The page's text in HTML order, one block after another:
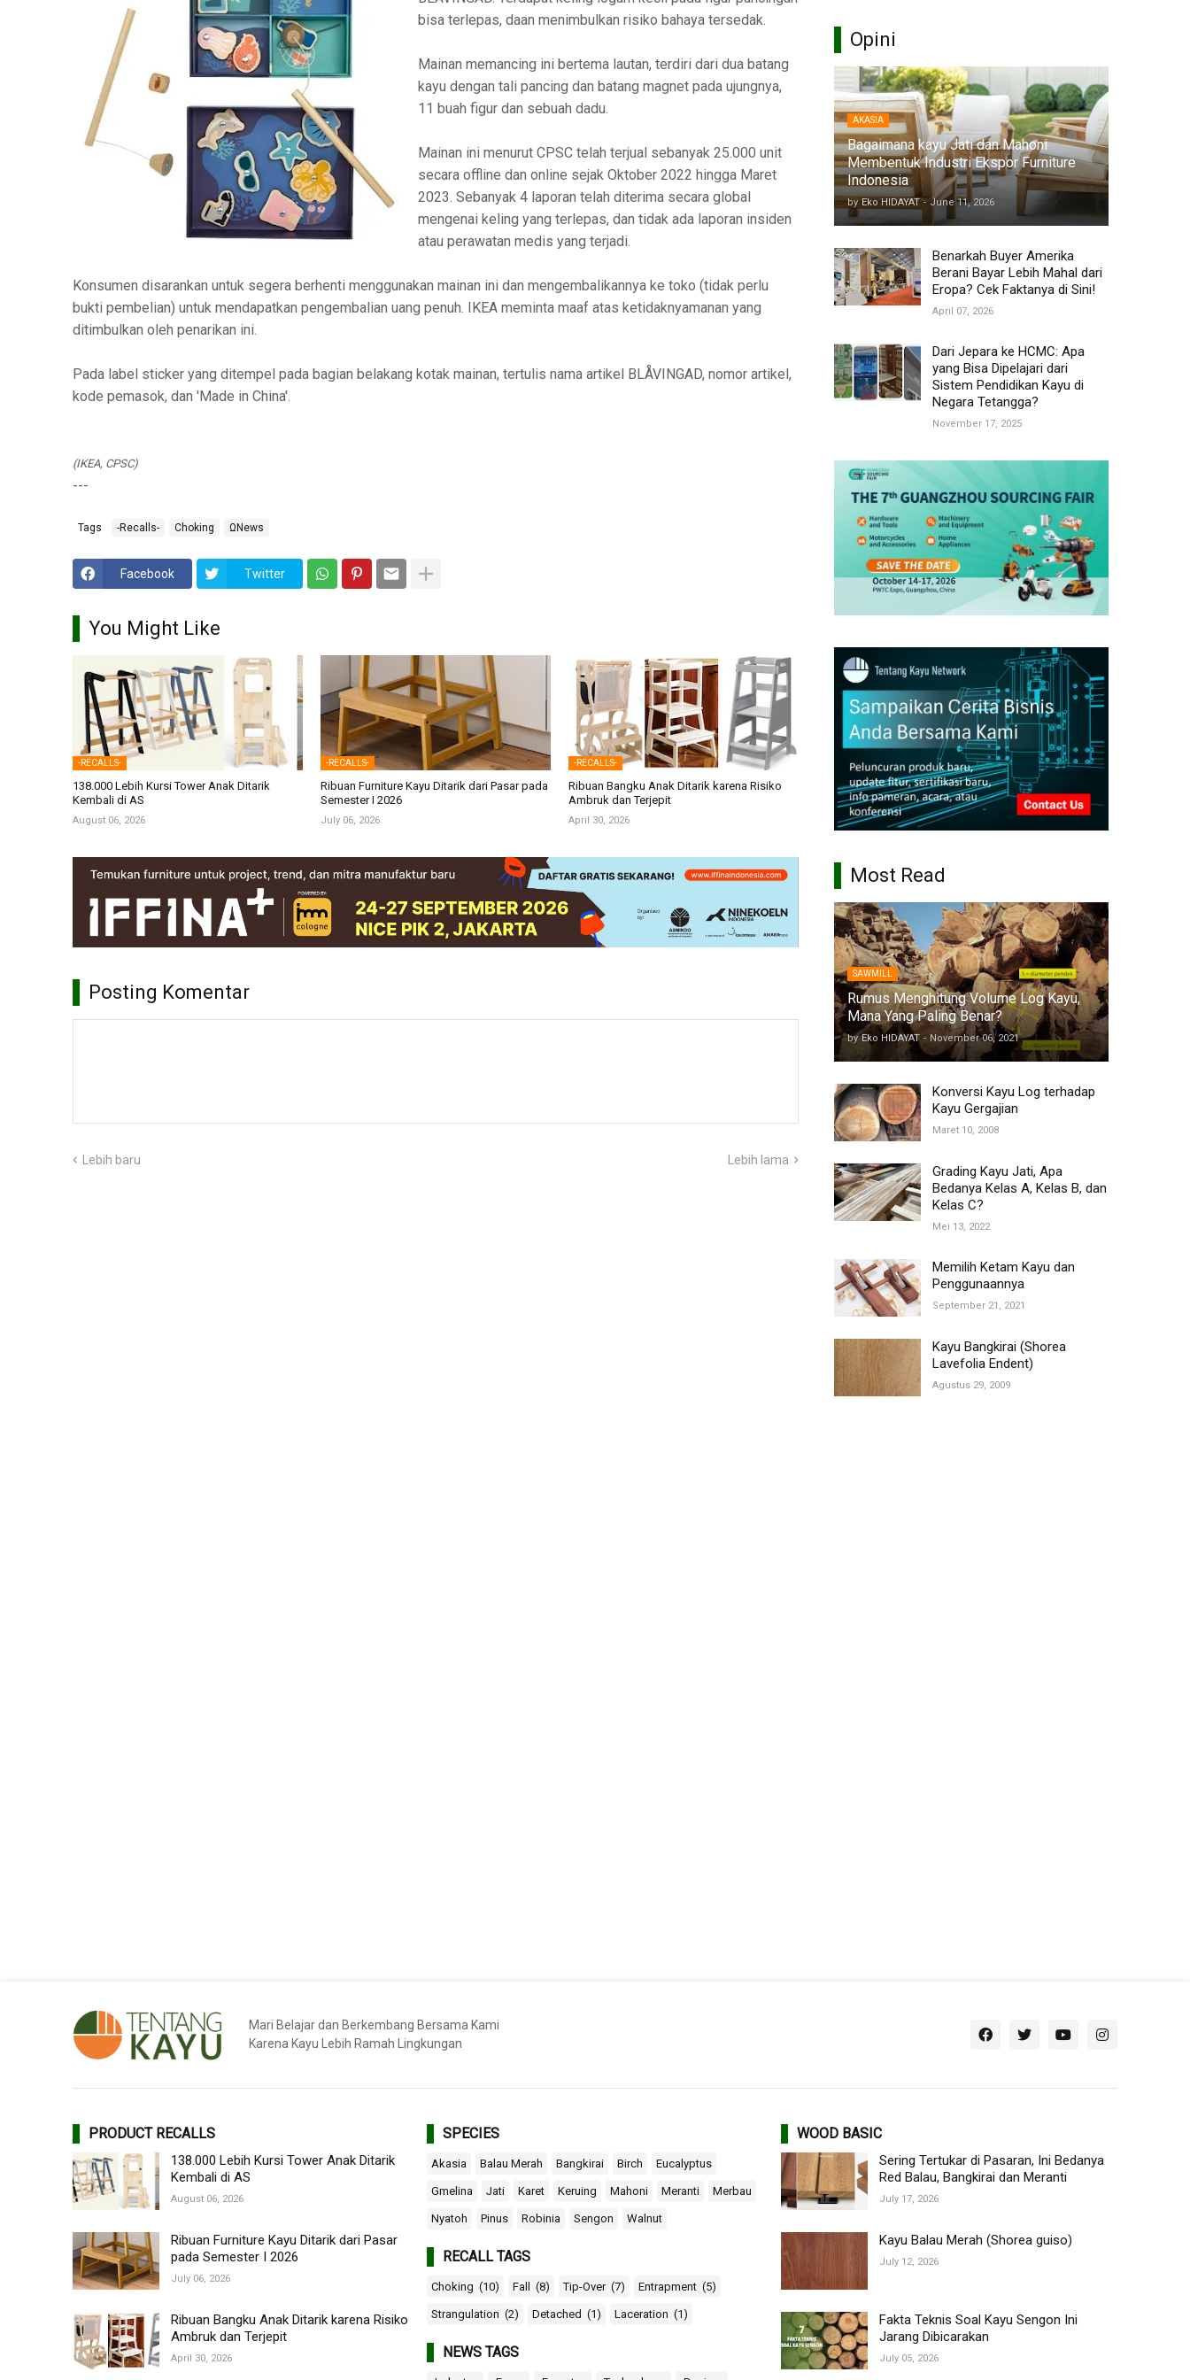
bisa terlepas, daan menimbulkan risiko bahaya tersedak.
Mainan memancing ini bertema lautan, terdiri dari dua batang
kayu dengan tali pancing dan batang magnet pada ujungnya,
11 buah figur dan sebuah dadu.
Mainan ini menurut CPSC telah terjual sebanyak 25.000 unit
secara offline dan online sejak Oktober 2022 hingga Maret
2023. Sebanyak 4 laporan telah diterima secara global
mengenai keling yang terlepas, dan tidak ada laporan insiden
atau perawatan medis yang terjadi.
Konsumen disarankan untuk segera berhenti menggunakan mainan ini dan mengembalikannya ke toko (tidak perlu
bukti pembelian) untuk mendapatkan pengembalian uang penuh. IKEA meminta maaf atas ketidaknyamanan yang
ditimbulkan oleh penarikan ini.
Pada label sticker yang ditempel pada bagian belakang kotak mainan, tertulis nama artikel BLÅVINGAD, nomor artikel,
kode pemasok, dan 'Made in China'.
(IKEA, CPSC)
---
Tags -Recalls- Choking ΩNews
Facebook Twitter
You Might Like
-RECALLS-
138.000 Lebih Kursi Tower Anak Ditarik
Kembali di AS
August 06, 2026
-RECALLS-
Ribuan Furniture Kayu Ditarik dari Pasar pada
Semester I 2026
July 06, 2026
-RECALLS-
Ribuan Bangku Anak Ditarik karena Risiko
Ambruk dan Terjepit
April 30, 2026
Posting Komentar
Lebih baru Lebih lama
Opini
AKASIA
Bagaimana kayu Jati dan Mahoni
Membentuk Industri Ekspor Furniture
Indonesia
by Eko HIDAYAT - June 11, 2026
Benarkah Buyer Amerika
Berani Bayar Lebih Mahal dari
Eropa? Cek Faktanya di Sini!
April 07, 2026
Dari Jepara ke HCMC: Apa
yang Bisa Dipelajari dari
Sistem Pendidikan Kayu di
Negara Tetangga?
November 17, 2025
Most Read
SAWMILL
Rumus Menghitung Volume Log Kayu,
Mana Yang Paling Benar?
by Eko HIDAYAT - November 06, 2021
Konversi Kayu Log terhadap
Kayu Gergajian
Maret 10, 2008
Grading Kayu Jati, Apa
Bedanya Kelas A, Kelas B, dan
Kelas C?
Mei 13, 2022
Memilih Ketam Kayu dan
Penggunaannya
September 21, 2021
Kayu Bangkirai (Shorea
Lavefolia Endent)
Agustus 29, 2009
Mari Belajar dan Berkembang Bersama Kami
Karena Kayu Lebih Ramah Lingkungan
PRODUCT RECALLS
138.000 Lebih Kursi Tower Anak Ditarik
Kembali di AS
August 06, 2026
Ribuan Furniture Kayu Ditarik dari Pasar
pada Semester I 2026
July 06, 2026
Ribuan Bangku Anak Ditarik karena Risiko
Ambruk dan Terjepit
April 30, 2026
SPECIES
Akasia Balau Merah Bangkirai Birch Eucalyptus
Gmelina Jati Karet Keruing Mahoni Meranti Merbau
Nyatoh Pinus Robinia Sengon Walnut
RECALL TAGS
Choking (10) Fall (8) Tip-Over (7) Entrapment (5)
Strangulation (2) Detached (1) Laceration (1)
NEWS TAGS
WOOD BASIC
Sering Tertukar di Pasaran, Ini Bedanya
Red Balau, Bangkirai dan Meranti
July 17, 2026
Kayu Balau Merah (Shorea guiso)
July 12, 2026
Fakta Teknis Soal Kayu Sengon Ini
Jarang Dibicarakan
July 05, 2026